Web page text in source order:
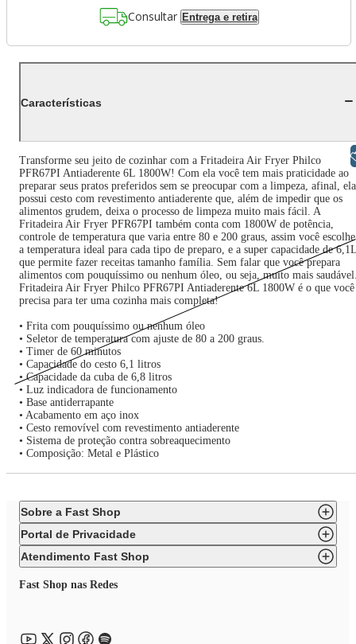
Consultar Entrega e retira
Características
Transforme seu jeito de cozinhar com a Fritadeira Air Fryer Philco
PFR67PI Antiaderente 6L 1800W! Com ela você tem mais praticidade ao
preparar seus pratos preferidos sem se preocupar com a limpeza, afinal, ela
possui cesto com revestimento antiaderente que, além de impedir que os
alimentos grudem, deixa o processo de limpeza muito mais fácil. A
Fritadeira Air Fryer PFR67PI também conta com 1800W de potência,
controle de temperatura que varia entre 80 e 200 graus, assim você escolhe
a temperatura ideal para cada tipo de preparo, e a super capacidade de 6,1L
que permite fazer receitas tamanho família. Sem falar que você prepara
alimentos com pouquíssimo ou nenhum óleo, ou seja, muito mais
Fritadeira Air Fryer Philco PFR67PI Antiaderente 6L 1800W é o que você
precisa para ter uma cozinha mais completa!
• Frita com pouquíssimo ou nenhum óleo
• Seletor de temperatura com ajuste de 80 a 200 graus.
• Timer de 60 minutos
• Capacidade do cesto 6,1 litros
• Capacidade da cuba de 6,8 litros
• Luz indicadora de funcionamento
• Base antiderrapante
• Acabamento em aço inox
• Cesto removível com revestimento antiaderente
• Sistema de proteção contra sobreaquecimento
• Composição: Metal e Plástico
Sobre a Fast Shop
Portal de Privacidade
Atendimento Fast Shop
Fast Shop nas Redes
Libras